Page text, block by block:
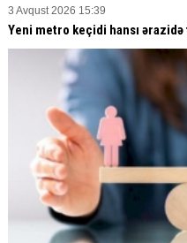
3 Avqust 2026 15:39
Yeni metro keçidi hansı